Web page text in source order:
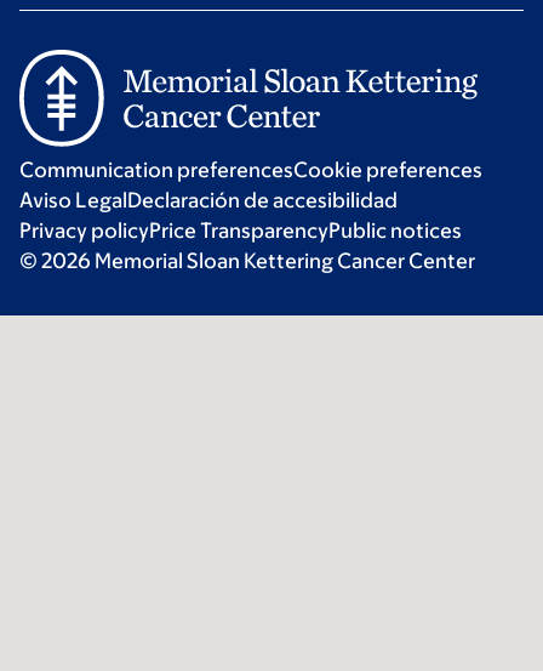
Communication preferencesCookie preferences
Aviso LegalDeclaración de accesibilidad
Privacy policyPrice TransparencyPublic notices
© 2026 Memorial Sloan Kettering Cancer Center